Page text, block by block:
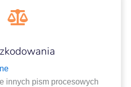
innych pism procesowych